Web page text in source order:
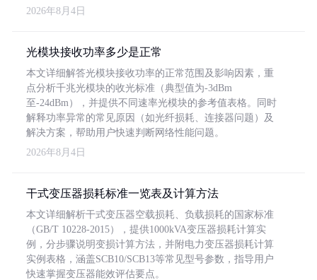
2026年8月4日
光模块接收功率多少是正常
本文详细解答光模块接收功率的正常范围及影响因素，重
点分析千兆光模块的收光标准（典型值为-3dBm
至-24dBm），并提供不同速率光模块的参考值表格。同时
解释功率异常的常见原因（如光纤损耗、连接器问题）及
解决方案，帮助用户快速判断网络性能问题。
2026年8月4日
干式变压器损耗标准一览表及计算方法
本文详细解析干式变压器空载损耗、负载损耗的国家标准
（GB/T 10228-2015），提供1000kVA变压器损耗计算实
例，分步骤说明变损计算方法，并附电力变压器损耗计算
实例表格，涵盖SCB10/SCB13等常见型号参数，指导用户
快速掌握变压器能效评估要点。